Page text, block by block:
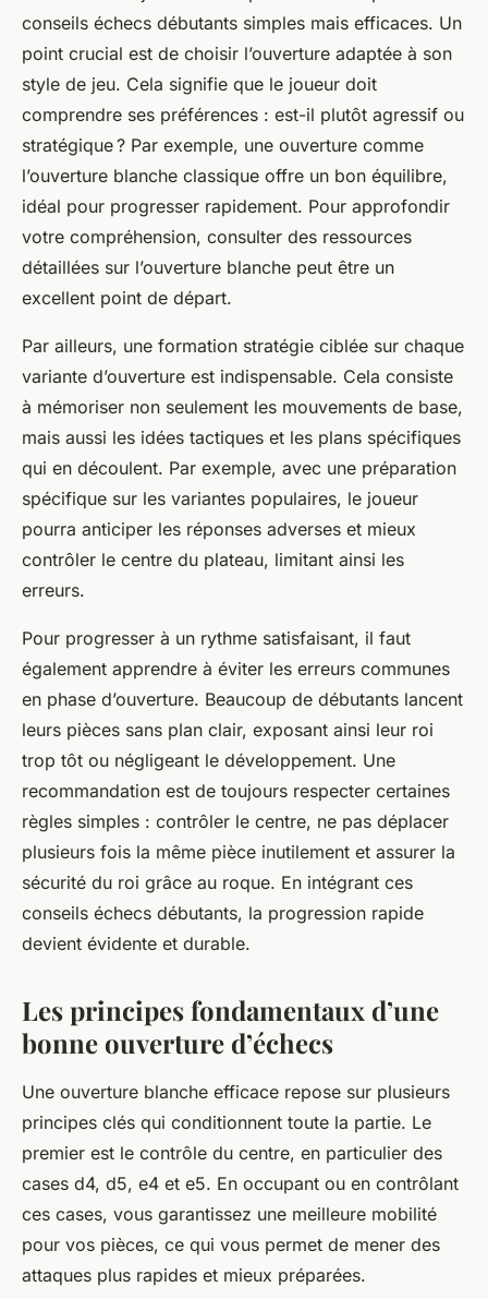
conseils échecs débutants simples mais efficaces. Un
point crucial est de choisir l’ouverture adaptée à son
style de jeu. Cela signifie que le joueur doit
comprendre ses préférences : est-il plutôt agressif ou
stratégique ? Par exemple, une ouverture comme
l’ouverture blanche classique offre un bon équilibre,
idéal pour progresser rapidement. Pour approfondir
votre compréhension, consulter des ressources
détaillées sur l’ouverture blanche peut être un
excellent point de départ.
Par ailleurs, une formation stratégie ciblée sur chaque
variante d’ouverture est indispensable. Cela consiste
à mémoriser non seulement les mouvements de base,
mais aussi les idées tactiques et les plans spécifiques
qui en découlent. Par exemple, avec une préparation
spécifique sur les variantes populaires, le joueur
pourra anticiper les réponses adverses et mieux
contrôler le centre du plateau, limitant ainsi les
erreurs.
Pour progresser à un rythme satisfaisant, il faut
également apprendre à éviter les erreurs communes
en phase d’ouverture. Beaucoup de débutants lancent
leurs pièces sans plan clair, exposant ainsi leur roi
trop tôt ou négligeant le développement. Une
recommandation est de toujours respecter certaines
règles simples : contrôler le centre, ne pas déplacer
plusieurs fois la même pièce inutilement et assurer la
sécurité du roi grâce au roque. En intégrant ces
conseils échecs débutants, la progression rapide
devient évidente et durable.
Les principes fondamentaux d’une
bonne ouverture d’échecs
Une ouverture blanche efficace repose sur plusieurs
principes clés qui conditionnent toute la partie. Le
premier est le contrôle du centre, en particulier des
cases d4, d5, e4 et e5. En occupant ou en contrôlant
ces cases, vous garantissez une meilleure mobilité
pour vos pièces, ce qui vous permet de mener des
attaques plus rapides et mieux préparées.